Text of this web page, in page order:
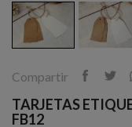
Compartir
TARJETAS
FB12